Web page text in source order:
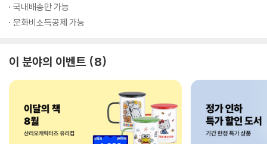
국내배송만 가능
문화비소득공제 가능
이 분야의 이벤트 8